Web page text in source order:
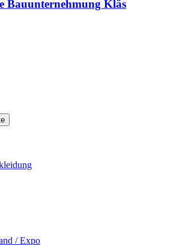
Bauunternehmung Kläs
/ Expo